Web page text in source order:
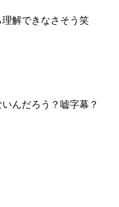
解できなさそう笑
んだろう？嘘字幕？